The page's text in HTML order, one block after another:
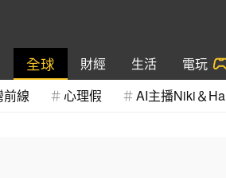
全球 財經 生活 電玩
前線 心理假 AI主播Niki＆